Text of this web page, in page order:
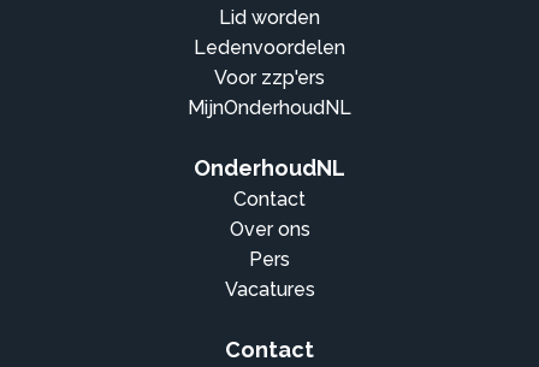
Lid worden
Ledenvoordelen
Voor zzp'ers
MijnOnderhoudNL
OnderhoudNL
Contact
Over ons
Pers
Vacatures
Contact